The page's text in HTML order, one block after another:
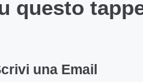
questo
una Email